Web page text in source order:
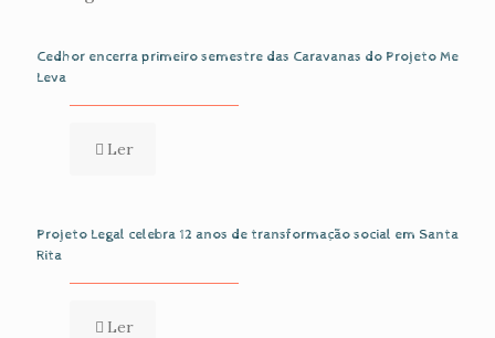
Cedhor encerra primeiro semestre das Caravanas do Projeto Me
Leva
Ler
Projeto Legal celebra 12 anos de transformação social em Santa
Rita
Ler